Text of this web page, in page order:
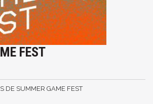
FEST
DE SUMMER GAME FEST